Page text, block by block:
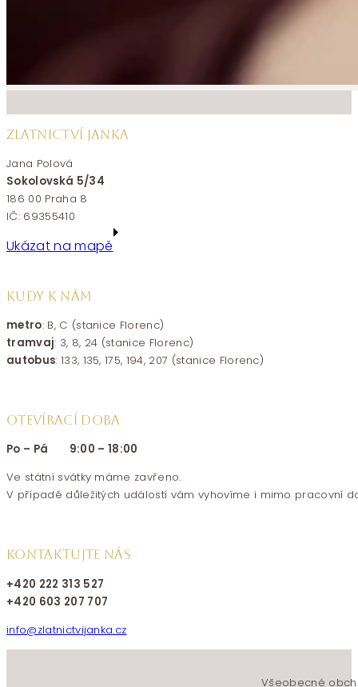
ZLATNICTVÍ JANKA
Jana Polová
Sokolovská 5/34
186 00 Praha 8
IČ: 69355410
Ukázat na mapě
KUDY K NÁM
metro: B, C (stanice Florenc)
tramvaj: 3, 8, 24 (stanice Florenc)
autobus: 133, 135, 175, 194, 207 (stanice Florenc)
OTEVÍRACÍ DOBA
Po – Pá 9:00 – 18:00
Ve státní svátky máme zavřeno.
V případě důležitých událostí vám vyhovíme i mimo pracovní
KONTAKTUJTE NÁS
+420 222 313 527
+420 603 207 707
info@zlatnictvijanka.cz
Všeobecné